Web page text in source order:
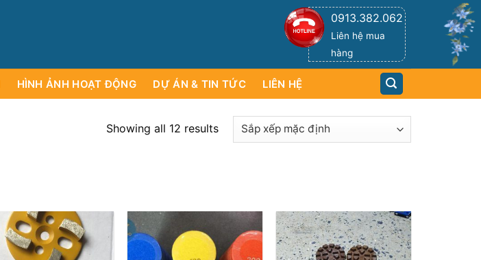
0913.382.062
Liên hệ mua
hàng
HÌNH ẢNH HOẠT ĐỘNG DỰ ÁN & TIN TỨC LIÊN HỆ
Showing all 12 results